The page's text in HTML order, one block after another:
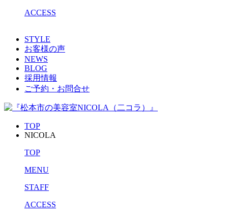
ACCESS
STYLE
お客様の声
NEWS
BLOG
採用情報
ご予約・お問合せ
TOP
NICOLA
TOP
MENU
STAFF
ACCESS